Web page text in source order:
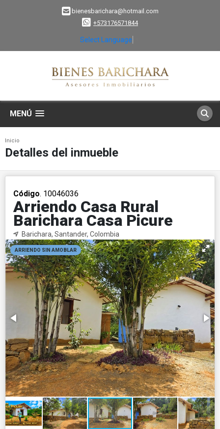
bienesbarichara@hotmail.com
+573176571844
Select Language
MENÚ
Inicio
Detalles del inmueble
Código. 10046036
Arriendo Casa Rural
Barichara Casa Picure
Barichara, Santander, Colombia
ARRIENDO SIN AMOBLAR